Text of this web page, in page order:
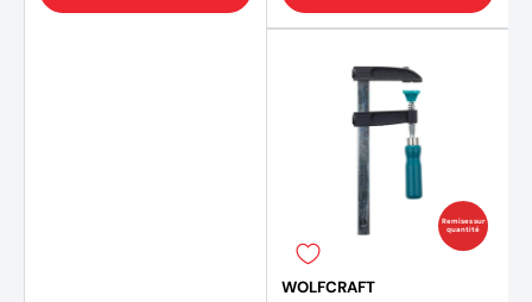
Remises sur
quantité
WOLFCRAFT